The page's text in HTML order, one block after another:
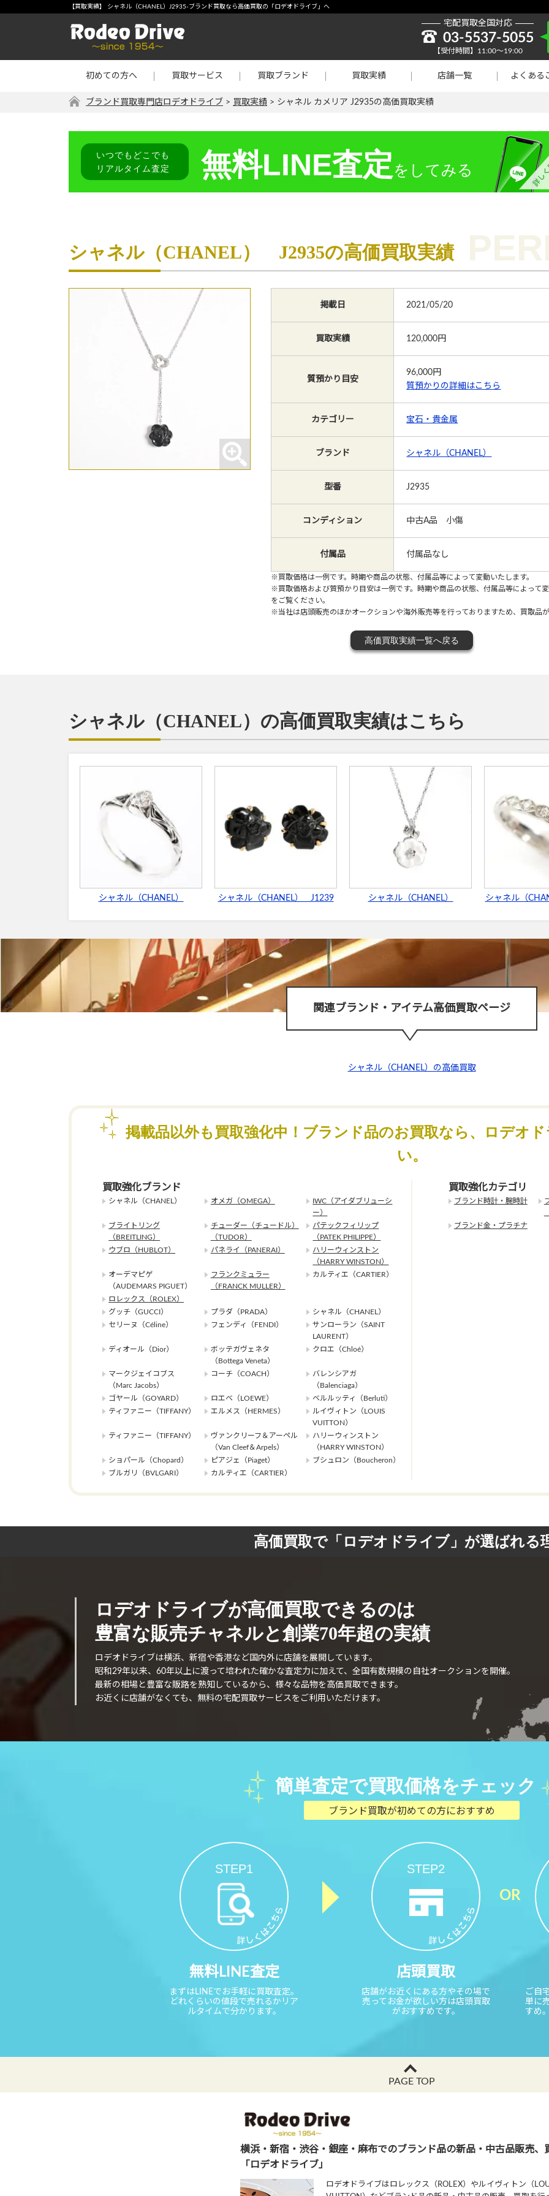
【買取実績】 シャネル（CHANEL）J2935-ブランド買取なら高価買取の「ロデオドライブ」へ
宅配買取全国対応
03-5537-5055
【受付時間】11:00～19:00
初めての方へ 買取サービス
宅配買取
店頭買取
リターン買取 買取ブランド
-【買取強化】シャネル
その他買取 買取実績 店舗一覧 よくある
ブランド買取専門店ロデオドライブ > 買取実績 > シャネル カメリア J2935の高価買取実績
いつでもどこでも
リアルタイム査定
無料LINE査定 をしてみる
シャネル（CHANEL） J2935の高価買取実績
掲載日 2021/05/20
買取実績 120,000円
質預かり目安
96,000円
質預かりの詳細はこちら
カテゴリー 宝石・貴金属
ブランド シャネル（CHANEL）
型番 J2935
コンディション 中古A品 小傷
付属品 付属品なし
※買取価格は一例です。時期や商品の状態、付属品等によって変動いたします。
※買取価格および質預かり目安は一例です。時期や商品の状態、付属品等によって
をご覧ください。
※当社は店頭販売のほかオークションや海外販売等を行っておりますため、買取品
高価買取実績一覧へ戻る
シャネル（CHANEL）の高価買取実績はこちら
シャネル（CHANEL） シャネル（CHANEL） J1239 シャネル（CHANEL） シャネル（
関連ブランド・アイテム高価買取ページ
シャネル（CHANEL）の高価買取
掲載品以外も買取強化中！ブランド品のお買取なら、ロデオ
い。
買取強化ブランド
シャネル（CHANEL） オメガ（OMEGA）
IWC（アイダブリューシ
ー）
ブライトリング
（BREITLING）
チューダー（チュードル）
（TUDOR）
パテックフィリップ
（PATEK PHILIPPE）
ウブロ（HUBLOT）
パネライ（PANERAI）
ハリーウィンストン
（HARRY WINSTON）
オーデマピゲ
（AUDEMARS PIGUET）
フランクミュラー
（FRANCK MULLER）
カルティエ（CARTIER）
ロレックス（ROLEX）
グッチ（GUCCI）
プラダ（PRADA）
シャネル（CHANEL）
セリーヌ（Céline）
フェンディ（FENDI）
サンローラン（SAINT
LAURENT）
ディオール（Dior）
ボッテガヴェネタ
（Bottega Veneta）
クロエ（Chloé）
マークジェイコブス
（Marc Jacobs）
コーチ（COACH）
バレンシアガ
（Balenciaga）
ゴヤール（GOYARD）
ロエベ（LOEWE）
ベルルッティ（Berluti）
ティファニー（TIFFANY）
エルメス（HERMES）
ルイヴィトン（LOUIS
VUITTON）
ティファニー（TIFFANY）
ヴァンクリーフ＆アーペル
（Van Cleef＆Arpels）
ハリーウィンストン
（HARRY WINSTON）
ショパール（Chopard）
ピアジェ（Piaget）
ブシュロン（Boucheron）
ブルガリ（BVLGARI）
カルティエ（CARTIER）
買取強化カテゴリ
ブランド時計・腕時計
ブランド金・プラチナ
高価買取で「ロデオドライブ」が選ばれる
ロデオドライブが高価買取できるのは
豊富な販売チャネルと創業70年超の実績
ロデオドライブは横浜、新宿や香港など国内外に店舗を展開しています。
昭和29年以来、60年以上に渡って培われた確かな査定力に加えて、全国有数規模の自社オークションを開催。
最新の相場と豊富な販路を熟知しているから、様々な品物を高価買取できます。
お近くに店舗がなくても、無料の宅配買取サービスをご利用いただけます。
簡単査定で買取価格をチェック
ブランド買取が初めての方におすすめ
STEP1
無料LINE査定
まずはLINEでお手軽に買取査定。
どれくらいの値段で売れるかリア
ルタイムで分かります。
STEP2
店頭買取
店舗がお近くにある方やその場で
売ってお金が欲しい方は店頭買取
がおすすめです。
ご自
単に
すめ
PAGE TOP
横浜・新宿・渋谷・銀座・麻布でのブランド品の新品・中古品販売、
「ロデオドライブ」
ロデオドライブはロレックス（ROLEX）やルイヴィトン（